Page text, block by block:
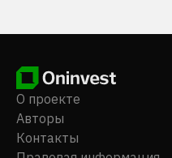
О проекте
Авторы
Контакты